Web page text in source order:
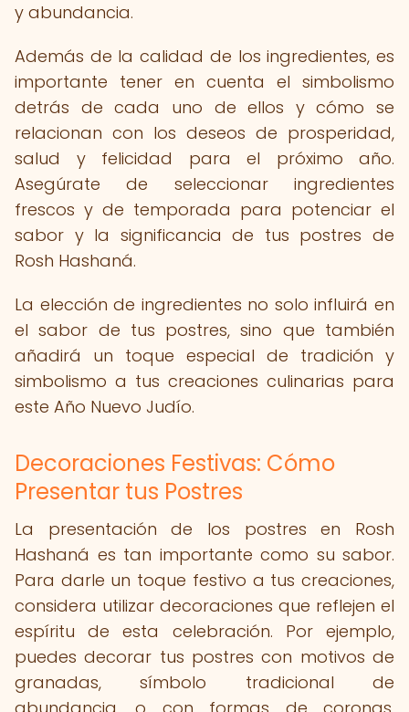
y abundancia.
Además de la calidad de los ingredientes, es
importante tener en cuenta el simbolismo
detrás de cada uno de ellos y cómo se
relacionan con los deseos de prosperidad,
salud y felicidad para el próximo año.
Asegúrate de seleccionar ingredientes
frescos y de temporada para potenciar el
sabor y la significancia de tus postres de
Rosh Hashaná.
La elección de ingredientes no solo influirá en
el sabor de tus postres, sino que también
añadirá un toque especial de tradición y
simbolismo a tus creaciones culinarias para
este Año Nuevo Judío.
Decoraciones Festivas: Cómo
Presentar tus Postres
La presentación de los postres en Rosh
Hashaná es tan importante como su sabor.
Para darle un toque festivo a tus creaciones,
considera utilizar decoraciones que reflejen el
espíritu de esta celebración. Por ejemplo,
puedes decorar tus postres con motivos de
granadas, símbolo tradicional de